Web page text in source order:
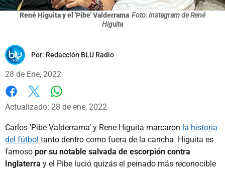
René Higuita y el 'Pibe' Valderrama Foto: Instagram de René
Higuita
Por: Redacción BLU Radio
28 de Ene, 2022
Facebook
X
Actualizado: 28 de ene, 2022
Carlos 'Pibe Valderrama’ y Rene Higuita marcaron la historia
del fútbol tanto dentro como fuera de la cancha. Higuita es
famoso por su notable salvada de escorpión contra
Inglaterra y el Pibe lució quizás el peinado más reconocible